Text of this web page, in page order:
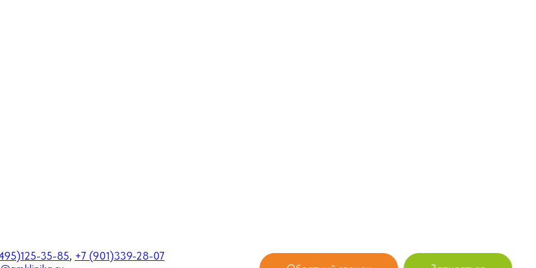
35-85, +7 (901)339-28-07